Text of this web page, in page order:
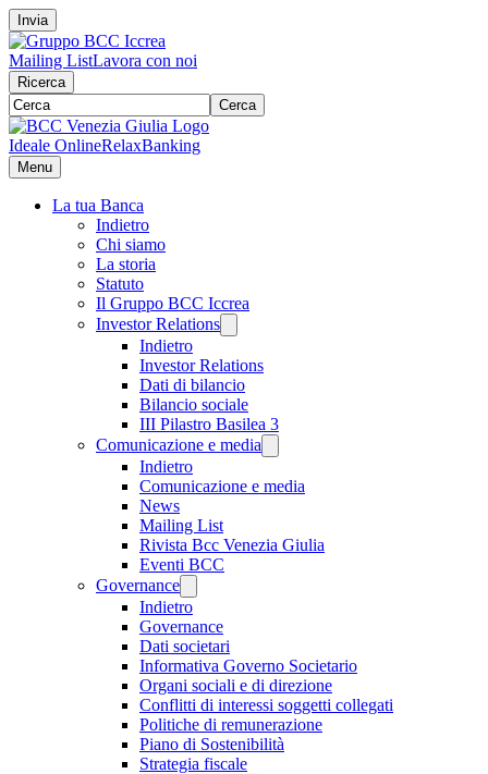
Invia
Mailing ListLavora con noi
Ricerca
Cerca
Ideale OnlineRelaxBanking
Menu
La tua Banca
Indietro
Chi siamo
La storia
Statuto
Il Gruppo BCC Iccrea
Investor Relations
Indietro
Investor Relations
Dati di bilancio
Bilancio sociale
III Pilastro Basilea 3
Comunicazione e media
Indietro
Comunicazione e media
News
Mailing List
Rivista Bcc Venezia Giulia
Eventi BCC
Governance
Indietro
Governance
Dati societari
Informativa Governo Societario
Organi sociali e di direzione
Conflitti di interessi soggetti collegati
Politiche di remunerazione
Piano di Sostenibilità
Strategia fiscale